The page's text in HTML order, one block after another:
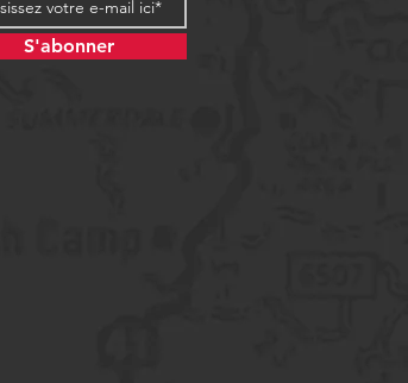
S'abonner